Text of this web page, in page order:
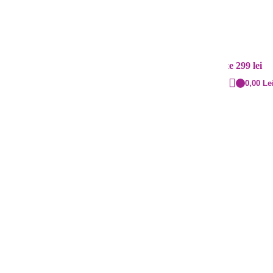
Cost: 20 lei și gratuit peste 299 lei
0,00